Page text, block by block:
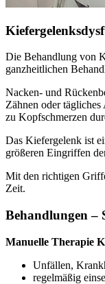
Die Behandlung von
ganzheitlichen
Nacken- und
Zähnen oder
zu Kopfschmerzen
Das Kiefergelenk ist
größeren Eingriffen
Mit den richtigen
Zeit.
Behandlungen –
Manuelle Therapie
Unfällen,
regelmäßig